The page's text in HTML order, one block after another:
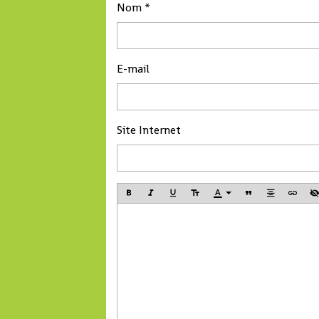
l'infection.
Nom
E-mail
Site Internet